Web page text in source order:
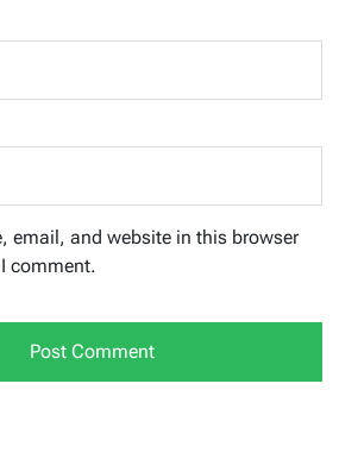
email, and website in this browser
comment.